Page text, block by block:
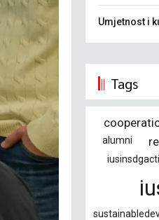
Umjetnost i
Tags
alumni